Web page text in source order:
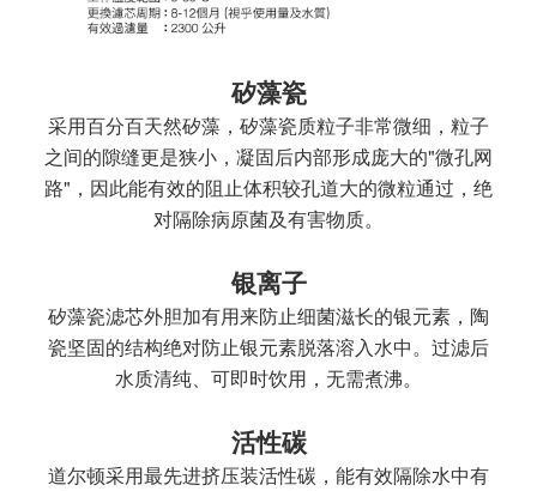
矽藻瓷
采用百分百天然矽藻，矽藻瓷质粒子非常微细，粒子
之间的隙缝更是狭小，凝固后内部形成庞大的"微孔网
路"，因此能有效的阻止体积较孔道大的微粒通过，绝
对隔除病原菌及有害物质。
银离子
矽藻瓷滤芯外胆加有用来防止细菌滋长的银元素，陶
瓷坚固的结构绝对防止银元素脱落溶入水中。过滤后
水质清纯、可即时饮用，无需煮沸。
活性碳
道尔顿采用最先进挤压装活性碳，能有效隔除水中有